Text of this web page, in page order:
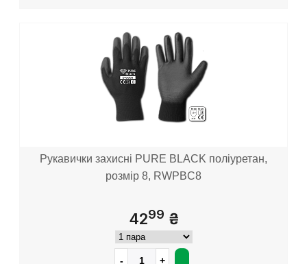
Рукавички захисні PURE BLACK поліуретан,
розмір 8, RWPBC8
4299 ₴